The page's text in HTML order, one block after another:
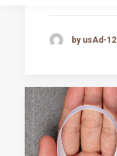
by usAd-12